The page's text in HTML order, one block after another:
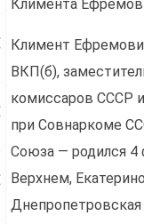
Климента
Климент
ВКП(б),
комиссаров СССР
при Совнаркоме
Союза — родился 4
Верхнем,
Днепропетровская